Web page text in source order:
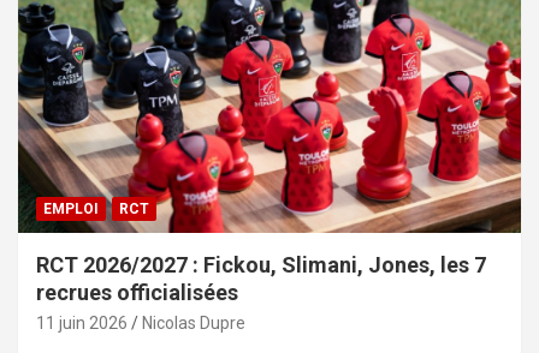
EMPLOI RCT
RCT 2026/2027 : Fickou, Slimani, Jones, les 7
recrues officialisées
11 juin 2026 Nicolas Dupre